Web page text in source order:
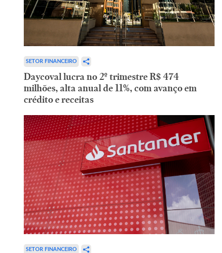
SETOR FINANCEIRO
Daycoval lucra no 2º trimestre R$ 474
milhões, alta anual de 11%, com avanço em
crédito e receitas
SETOR FINANCEIRO